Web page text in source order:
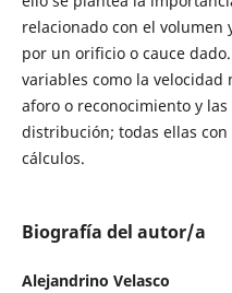
relacionado con el volumen
por un orificio o cauce
variables como la
aforo o reconocimiento y
distribución; todas ellas
cálculos.
Biografía del autor/a
Alejandrino Velasco